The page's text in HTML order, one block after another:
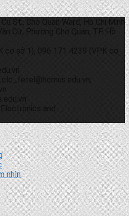
St., Cho Quan Ward, Ho Chi Minh
Cừ, Phường Chợ Quán, TP. Hồ
cơ sở 1), 096 171 4239 (VPK cơ
and
nhìn